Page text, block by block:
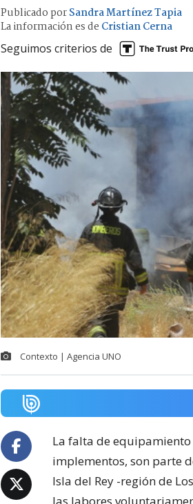
Publicado porSandra Martínez Tapia
La información es de Cristian Cerna
Seguimos criterios de
Contexto | Agencia UNO
La falta de
implementos, son parte
Isla del Rey -región de
las labores